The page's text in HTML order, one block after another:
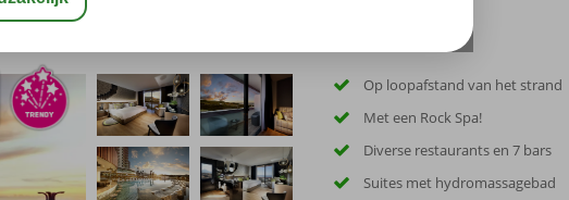
Op loopafstand van het strand
Met een Rock Spa!
Diverse restaurants en 7 bars
Suites met hydromassagebad